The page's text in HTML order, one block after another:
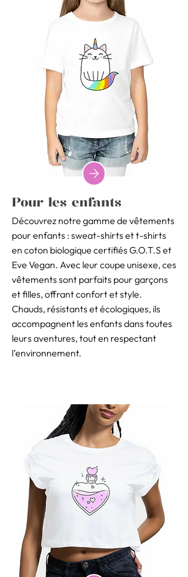
Pour les enfants
Découvrez notre gamme de vêtements
pour enfants : sweat-shirts et t-shirts
en coton biologique certifiés G.O.T.S et
Eve Vegan. Avec leur coupe unisexe, ces
vêtements sont parfaits pour garçons
et filles, offrant confort et style.
Chauds, résistants et écologiques, ils
accompagnent les enfants dans toutes
leurs aventures, tout en respectant
l’environnement.